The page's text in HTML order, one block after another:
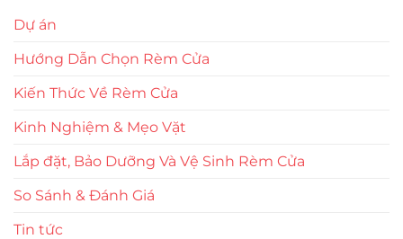
Dự án
Hướng Dẫn Chọn Rèm Cửa
Kiến Thức Về Rèm Cửa
Kinh Nghiệm & Mẹo Vặt
Lắp đặt, Bảo Dưỡng Và Vệ Sinh Rèm Cửa
So Sánh & Đánh Giá
Tin tức